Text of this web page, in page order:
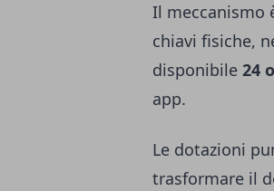
Il meccanismo
chiavi fisiche,
disponibile 24
app.
Le dotazioni
trasformare il